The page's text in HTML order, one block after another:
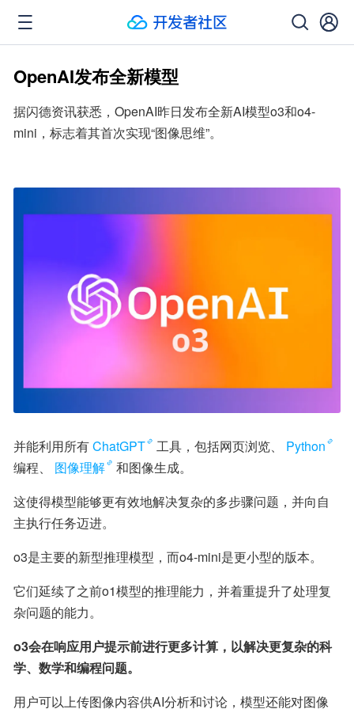
OpenAI发布全新模型
据闪德资讯获悉，OpenAI昨日发布全新AI模型o3和o4-
mini，标志着其首次实现“图像思维”。
并能利用所有ChatGPT 工具，包括网页浏览、
Python
编程、
图像理解
和图像生成。
这使得模型能够更有效地解决复杂的多步骤问题，并向自
主执行任务迈进。
o3是主要的新型推理模型，而o4-mini是更小型的版本。
它们延续了之前o1模型的推理能力，并着重提升了处理复
杂问题的能力。
o3会在响应用户提示前进行更多计算，以解决更复杂的科
学、数学和编程问题。
用户可以上传图像内容供AI分析和讨论，模型还能对图像